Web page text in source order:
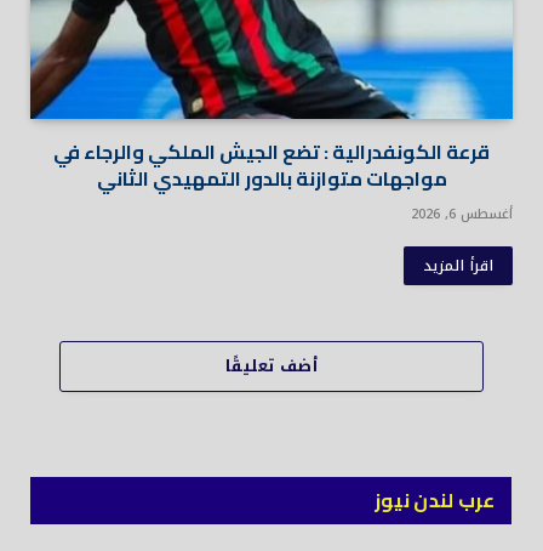
قرعة الكونفدرالية : تضع الجيش الملكي والرجاء في
مواجهات متوازنة بالدور التمهيدي الثاني
أغسطس 6, 2026
اقرأ المزيد
أضف تعليقًا
عرب لندن نيوز